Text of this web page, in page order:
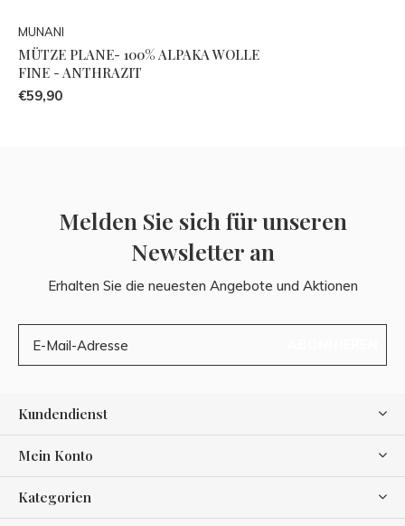
MUNANI
MÜTZE PLANE- 100% ALPAKA WOLLE
FINE - ANTHRAZIT
€59,90
Melden Sie sich für unseren
Newsletter an
Erhalten Sie die neuesten Angebote und Aktionen
Kundendienst
Mein Konto
Kategorien